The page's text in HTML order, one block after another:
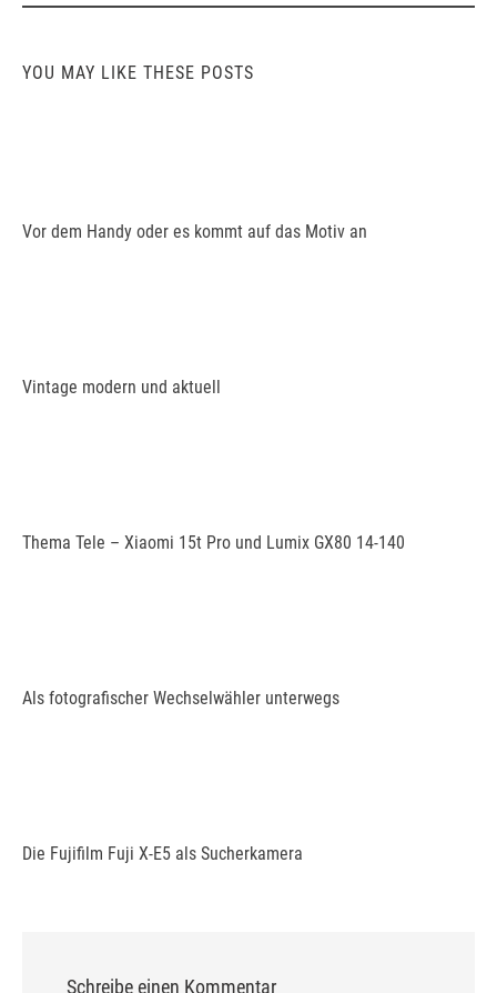
YOU MAY LIKE THESE POSTS
Vor dem Handy oder es kommt auf das Motiv an
Vintage modern und aktuell
Thema Tele – Xiaomi 15t Pro und Lumix GX80 14-140
Als fotografischer Wechselwähler unterwegs
Die Fujifilm Fuji X-E5 als Sucherkamera
Schreibe einen Kommentar